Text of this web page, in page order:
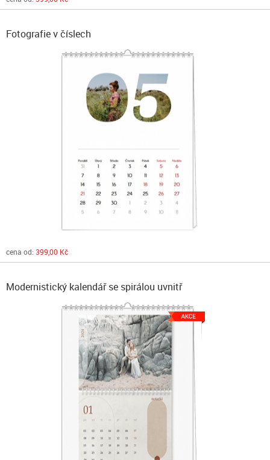
Fotografie v číslech
cena od: 399,00 Kč
Modernistický kalendář se spirálou uvnitř